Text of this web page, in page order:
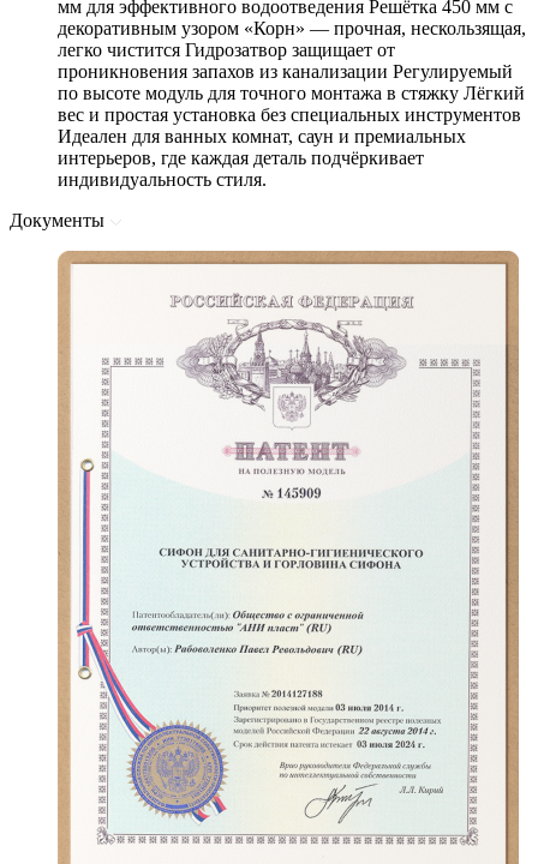
мм для эффективного водоотведения Решётка 450 мм с
декоративным узором «Корн» — прочная, нескользящая,
легко чистится Гидрозатвор защищает от
проникновения запахов из канализации Регулируемый
по высоте модуль для точного монтажа в стяжку Лёгкий
вес и простая установка без специальных инструментов
Идеален для ванных комнат, саун и премиальных
интерьеров, где каждая деталь подчёркивает
индивидуальность стиля.
Документы